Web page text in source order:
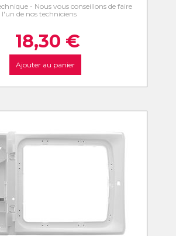
- Nous vous conseillons de faire
l'un de nos techniciens
18,30 €
Ajouter au panier